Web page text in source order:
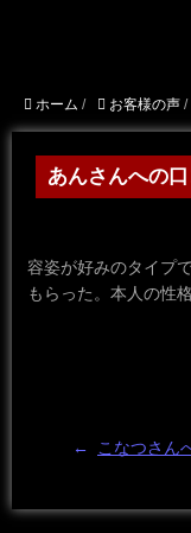
ホーム / お客様の声 /
あんさんへの口
容姿が好みのタイプ
もらった。本人の性
← こなつさん